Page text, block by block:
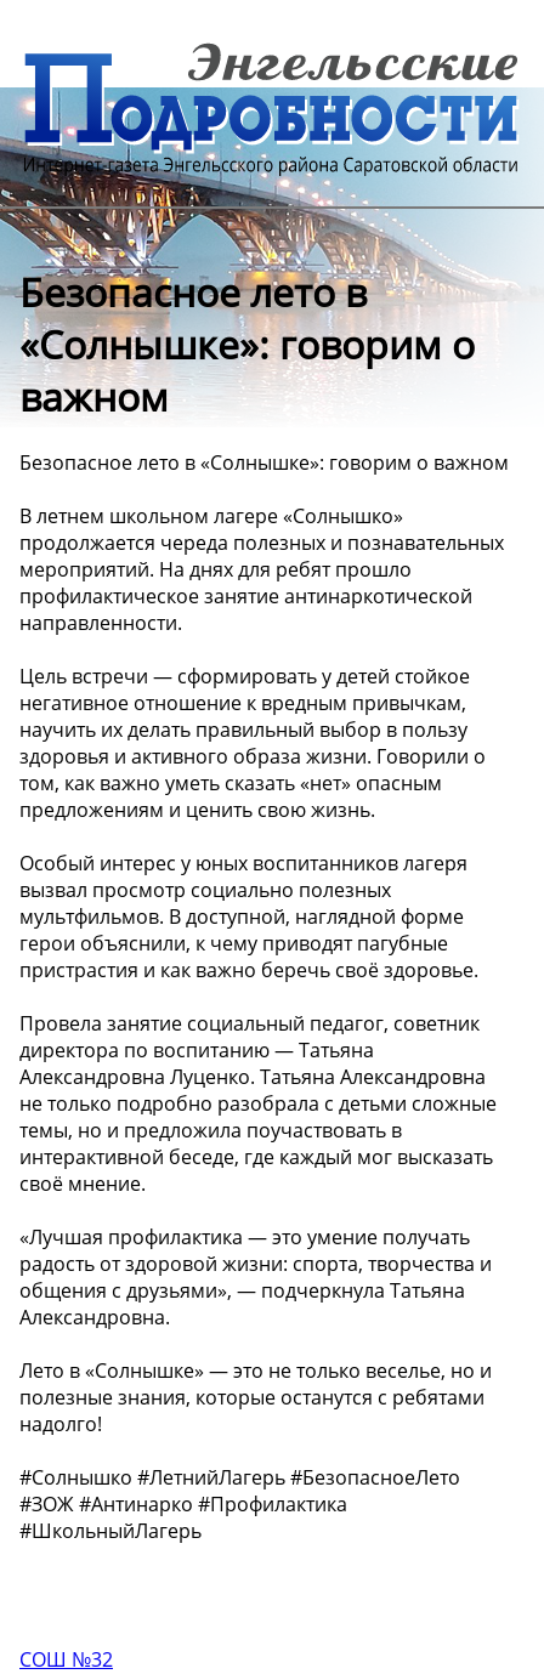
Безопасное лето в
«Солнышке»: говорим о
важном
Безопасное лето в «Солнышке»: говорим о важном
В летнем школьном лагере «Солнышко»
продолжается череда полезных и познавательных
мероприятий. На днях для ребят прошло
профилактическое занятие антинаркотической
направленности.
Цель встречи — сформировать у детей стойкое
негативное отношение к вредным привычкам,
научить их делать правильный выбор в пользу
здоровья и активного образа жизни. Говорили о
том, как важно уметь сказать «нет» опасным
предложениям и ценить свою жизнь.
Особый интерес у юных воспитанников лагеря
вызвал просмотр социально полезных
мультфильмов. В доступной, наглядной форме
герои объяснили, к чему приводят пагубные
пристрастия и как важно беречь своё здоровье.
Провела занятие социальный педагог, советник
директора по воспитанию — Татьяна
Александровна Луценко. Татьяна Александровна
не только подробно разобрала с детьми сложные
темы, но и предложила поучаствовать в
интерактивной беседе, где каждый мог высказать
своё мнение.
«Лучшая профилактика — это умение получать
радость от здоровой жизни: спорта, творчества и
общения с друзьями», — подчеркнула Татьяна
Александровна.
Лето в «Солнышке» — это не только веселье, но и
полезные знания, которые останутся с ребятами
надолго!
#Солнышко #ЛетнийЛагерь #БезопасноеЛето
#ЗОЖ #Антинарко #Профилактика
#ШкольныйЛагерь
СОШ №32